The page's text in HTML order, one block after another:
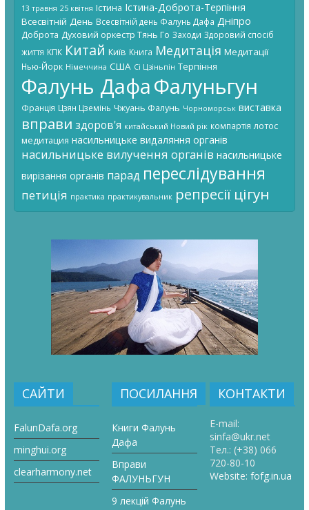
13 травня 25 квітня Істина Істина-Доброта-Терпіння
Всесвітній День Всесвітній день Фалунь Дафа Дніпро
Доброта Духовий оркестр Тянь Го Заходи Здоровий спосіб
життя КПК Китай Київ Книга Медитація Медитації
Нью-Йорк Німеччина США Сі Цзіньпін Терпіння
Фалунь ДафаФалуньгун
Франція Цзян Цземінь Чжуань Фалунь Чорноморськ виставка
вправи здоров'я китайський Новий рік компартія лотос
медитация насильницьке видаляння органів
насильницьке вилучення органів насильницьке
вирізання органів парад переслідування
петиція практика практикувальник репресії цігун
САЙТИ
FalunDafa.org
minghui.org
clearharmony.net
ПОСИЛАННЯ
Книги Фалунь
Дафа
Вправи
ФАЛУНЬГУН
9 лекцій Фалунь
КОНТАКТИ
E-mail:
sinfa@ukr.net
Тел.: (+38) 066
720-80-10
Website:fofg.in.ua